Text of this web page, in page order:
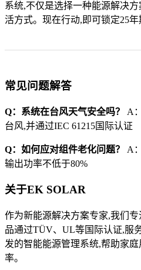
系统,不仅是选择一种能源解决
活方式。现在行动,即可锁定25年
常见问题解答
Q：系统在台风天气安全吗？
A
台风,并通过IEC 61215国际认证
Q：如何应对组件老化问题？
A
输出功率不低于80%
关于EK SOLAR
作为新能源解决方案专家,我们
品通过TÜV、UL等国际认证,服
发的智能能源管理系统,帮助家
率。